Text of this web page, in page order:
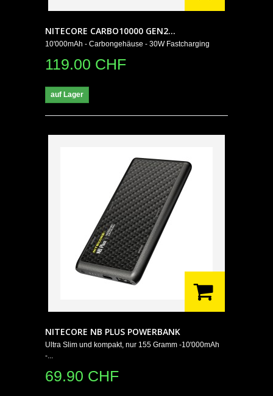
NITECORE CARBO10000 GEN2...
10'000mAh - Carbongehäuse - 30W Fastcharging
119.00 CHF
auf Lager
NITECORE NB PLUS POWERBANK
Ultra Slim und kompakt, nur 155 Gramm -10'000mAh
-...
69.90 CHF